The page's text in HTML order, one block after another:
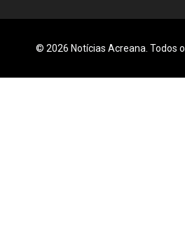
© 2026 Notícias Acreana. Todos